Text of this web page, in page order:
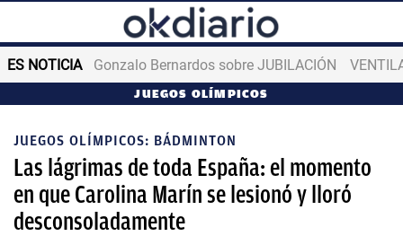
ES NOTICIA Gonzalo Bernardos sobre JUBILACIÓN
JUEGOS OLÍMPICOS
JUEGOS OLÍMPICOS: BÁDMINTON
Las lágrimas de toda España: el momento
en que Carolina Marín se lesionó y lloró
desconsoladamente